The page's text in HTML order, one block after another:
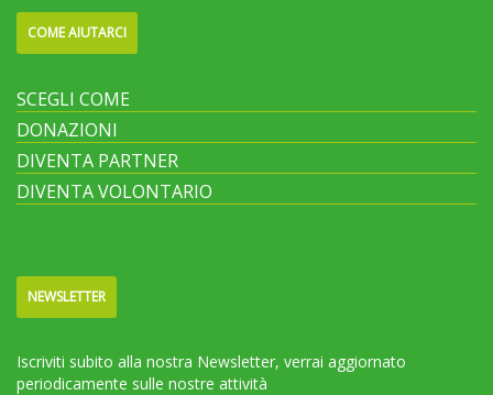
COME AIUTARCI
SCEGLI COME
DONAZIONI
DIVENTA PARTNER
DIVENTA VOLONTARIO
NEWSLETTER
Iscriviti subito alla nostra Newsletter, verrai aggiornato
periodicamente sulle nostre attività